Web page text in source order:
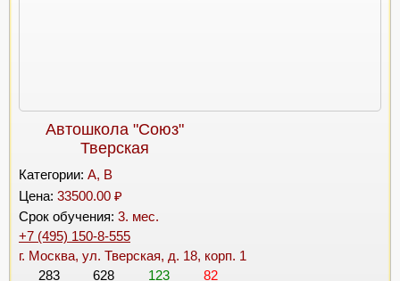
Автошкола "Союз"
Тверская
Категории: A, B
Цена: 33500.00 ₽
Срок обучения: 3. мес.
+7 (495) 150-8-555
г. Москва, ул. Тверская, д. 18, корп. 1
283
628 123
82